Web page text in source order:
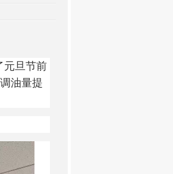
元旦节前
油量提